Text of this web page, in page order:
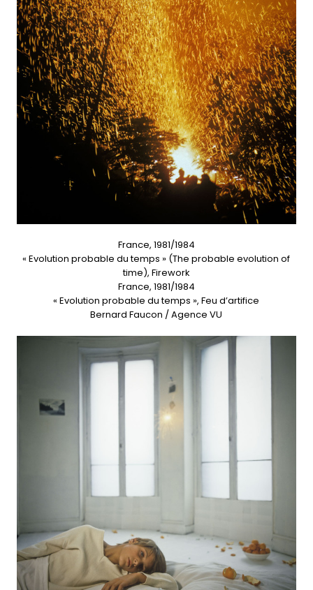
France, 1981/1984
« Evolution probable du temps » (The probable evolution of
time), Firework
France, 1981/1984
« Evolution probable du temps », Feu d’artifice
Bernard Faucon / Agence VU